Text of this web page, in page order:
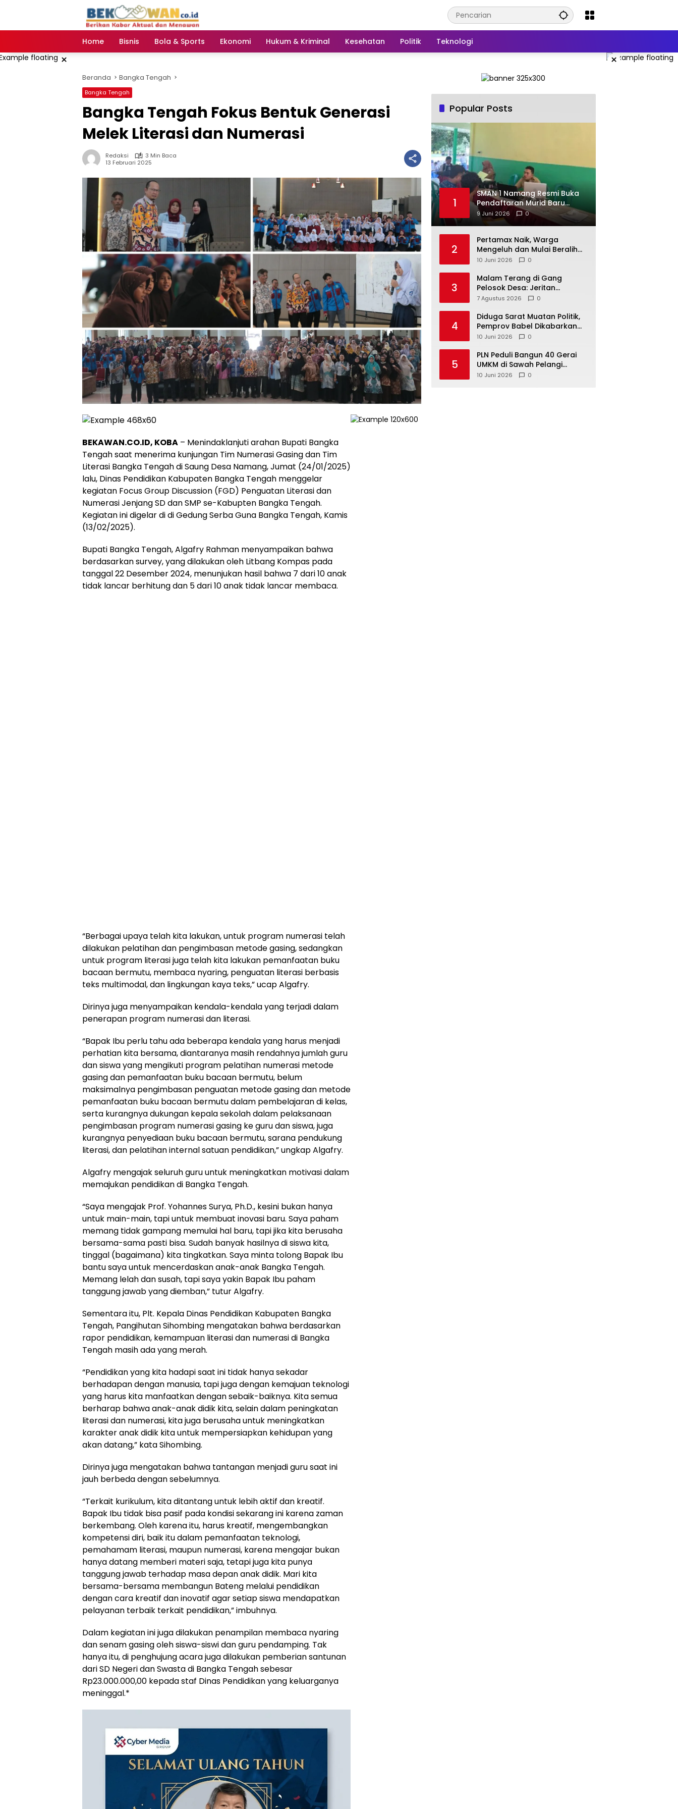
Home
Bisnis Bola & Sports Ekonomi Hukum & Kriminal Kesehatan Politik Teknologi
× ×
Beranda Bangka Tengah
Bangka Tengah
Bangka Tengah Fokus Bentuk Generasi
Melek Literasi dan Numerasi
Redaksi
3 Min Baca
13 Februari 2025
BEKAWAN.CO.ID, KOBA – Menindaklanjuti arahan Bupati Bangka
Tengah saat menerima kunjungan Tim Numerasi Gasing dan Tim
Literasi Bangka Tengah di Saung Desa Namang, Jumat (24/01/2025)
lalu, Dinas Pendidikan Kabupaten Bangka Tengah menggelar
kegiatan Focus Group Discussion (FGD) Penguatan Literasi dan
Numerasi Jenjang SD dan SMP se-Kabupten Bangka Tengah.
Kegiatan ini digelar di di Gedung Serba Guna Bangka Tengah, Kamis
(13/02/2025).
Bupati Bangka Tengah, Algafry Rahman menyampaikan bahwa
berdasarkan survey, yang dilakukan oleh Litbang Kompas pada
tanggal 22 Desember 2024, menunjukan hasil bahwa 7 dari 10 anak
tidak lancar berhitung dan 5 dari 10 anak tidak lancar membaca.
“Berbagai upaya telah kita lakukan, untuk program numerasi telah
dilakukan pelatihan dan pengimbasan metode gasing, sedangkan
untuk program literasi juga telah kita lakukan pemanfaatan buku
bacaan bermutu, membaca nyaring, penguatan literasi berbasis
teks multimodal, dan lingkungan kaya teks,” ucap Algafry.
Dirinya juga menyampaikan kendala-kendala yang terjadi dalam
penerapan program numerasi dan literasi.
“Bapak Ibu perlu tahu ada beberapa kendala yang harus menjadi
perhatian kita bersama, diantaranya masih rendahnya jumlah guru
dan siswa yang mengikuti program pelatihan numerasi metode
gasing dan pemanfaatan buku bacaan bermutu, belum
maksimalnya pengimbasan penguatan metode gasing dan metode
pemanfaatan buku bacaan bermutu dalam pembelajaran di kelas,
serta kurangnya dukungan kepala sekolah dalam pelaksanaan
pengimbasan program numerasi gasing ke guru dan siswa, juga
kurangnya penyediaan buku bacaan bermutu, sarana pendukung
literasi, dan pelatihan internal satuan pendidikan,” ungkap Algafry.
Algafry mengajak seluruh guru untuk meningkatkan motivasi dalam
memajukan pendidikan di Bangka Tengah.
“Saya mengajak Prof. Yohannes Surya, Ph.D., kesini bukan hanya
untuk main-main, tapi untuk membuat inovasi baru. Saya paham
memang tidak gampang memulai hal baru, tapi jika kita berusaha
bersama-sama pasti bisa. Sudah banyak hasilnya di siswa kita,
tinggal (bagaimana) kita tingkatkan. Saya minta tolong Bapak Ibu
bantu saya untuk mencerdaskan anak-anak Bangka Tengah.
Memang lelah dan susah, tapi saya yakin Bapak Ibu paham
tanggung jawab yang diemban,” tutur Algafry.
Sementara itu, Plt. Kepala Dinas Pendidikan Kabupaten Bangka
Tengah, Pangihutan Sihombing mengatakan bahwa berdasarkan
rapor pendidikan, kemampuan literasi dan numerasi di Bangka
Tengah masih ada yang merah.
“Pendidikan yang kita hadapi saat ini tidak hanya sekadar
berhadapan dengan manusia, tapi juga dengan kemajuan teknologi
yang harus kita manfaatkan dengan sebaik-baiknya. Kita semua
berharap bahwa anak-anak didik kita, selain dalam peningkatan
literasi dan numerasi, kita juga berusaha untuk meningkatkan
karakter anak didik kita untuk mempersiapkan kehidupan yang
akan datang,” kata Sihombing.
Dirinya juga mengatakan bahwa tantangan menjadi guru saat ini
jauh berbeda dengan sebelumnya.
“Terkait kurikulum, kita ditantang untuk lebih aktif dan kreatif.
Bapak Ibu tidak bisa pasif pada kondisi sekarang ini karena zaman
berkembang. Oleh karena itu, harus kreatif, mengembangkan
kompetensi diri, baik itu dalam pemanfaatan teknologi,
pemahamam literasi, maupun numerasi, karena mengajar bukan
hanya datang memberi materi saja, tetapi juga kita punya
tanggung jawab terhadap masa depan anak didik. Mari kita
bersama-bersama membangun Bateng melalui pendidikan
dengan cara kreatif dan inovatif agar setiap siswa mendapatkan
pelayanan terbaik terkait pendidikan,” imbuhnya.
Dalam kegiatan ini juga dilakukan penampilan membaca nyaring
dan senam gasing oleh siswa-siswi dan guru pendamping. Tak
hanya itu, di penghujung acara juga dilakukan pemberian santunan
dari SD Negeri dan Swasta di Bangka Tengah sebesar
Rp23.000.000,00 kepada staf Dinas Pendidikan yang keluarganya
meninggal.*
Popular Posts
1
SMAN 1 Namang Resmi Buka
Pendaftaran Murid Baru
2026/2027
9 Juni 2026 0
2
‎Pertamax Naik, Warga
Mengeluh dan Mulai Beralih
ke Pertalite Meski Harus Antre
10 Juni 2026 0
3
Malam Terang di Gang
Pelosok Desa: Jeritan
Harapan Ketua APDESI
Babel
7 Agustus 2026 0
4
‎Diduga Sarat Muatan Politik,
Pemprov Babel Dikabarkan
Lakukan Rotasi Besar-
10 Juni 2026 0
5
‎PLN Peduli Bangun 40 Gerai
UMKM di Sawah Pelangi
Namang, Dorong
10 Juni 2026 0